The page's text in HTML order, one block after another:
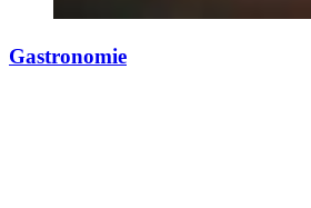
Gastronomie